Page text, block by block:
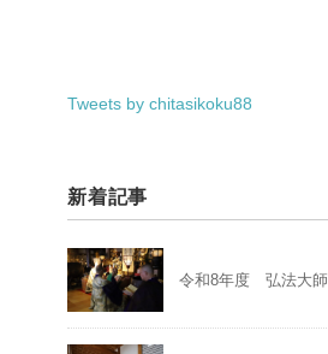
Tweets by chitasikoku88
新着記事
令和8年度 弘法大